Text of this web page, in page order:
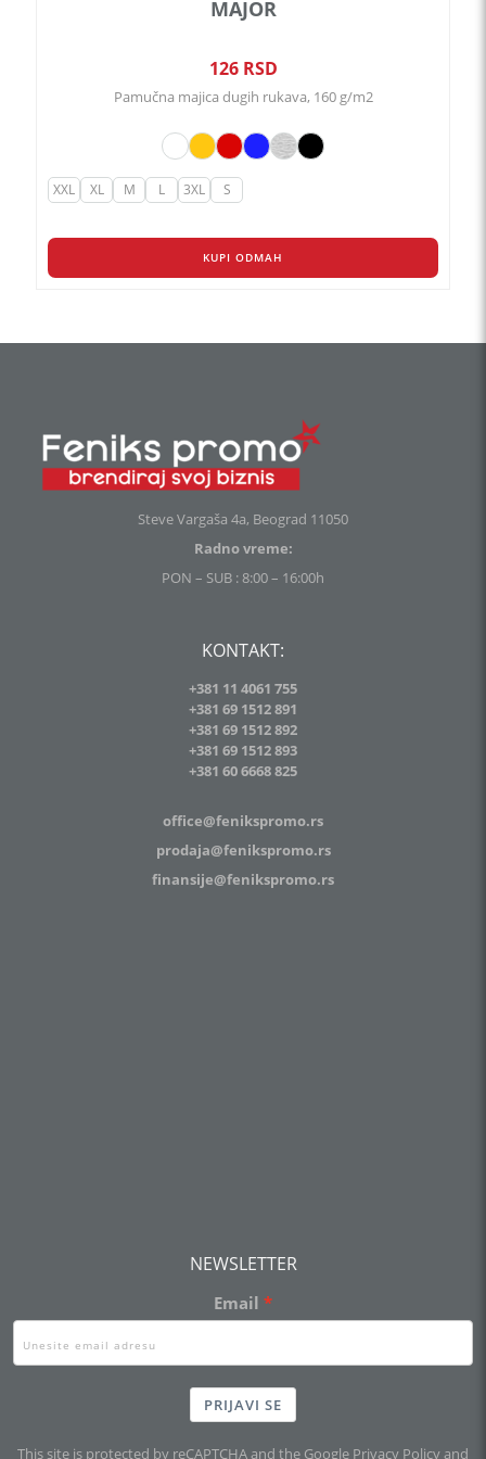
MAJOR
126 RSD
Pamučna majica dugih rukava, 160 g/m2
KUPI ODMAH
XXL XL M L 3XL S
Steve Vargaša 4a, Beograd 11050
Radno vreme:
PON – SUB : 8:00 – 16:00h
KONTAKT:
+381 11 4061 755
+381 69 1512 891
+381 69 1512 892
+381 69 1512 893
+381 60 6668 825
office@fenikspromo.rs
prodaja@fenikspromo.rs
finansije@fenikspromo.rs
NEWSLETTER
Email
PRIJAVI SE
This site is protected by reCAPTCHA and the Google Privacy Policyand